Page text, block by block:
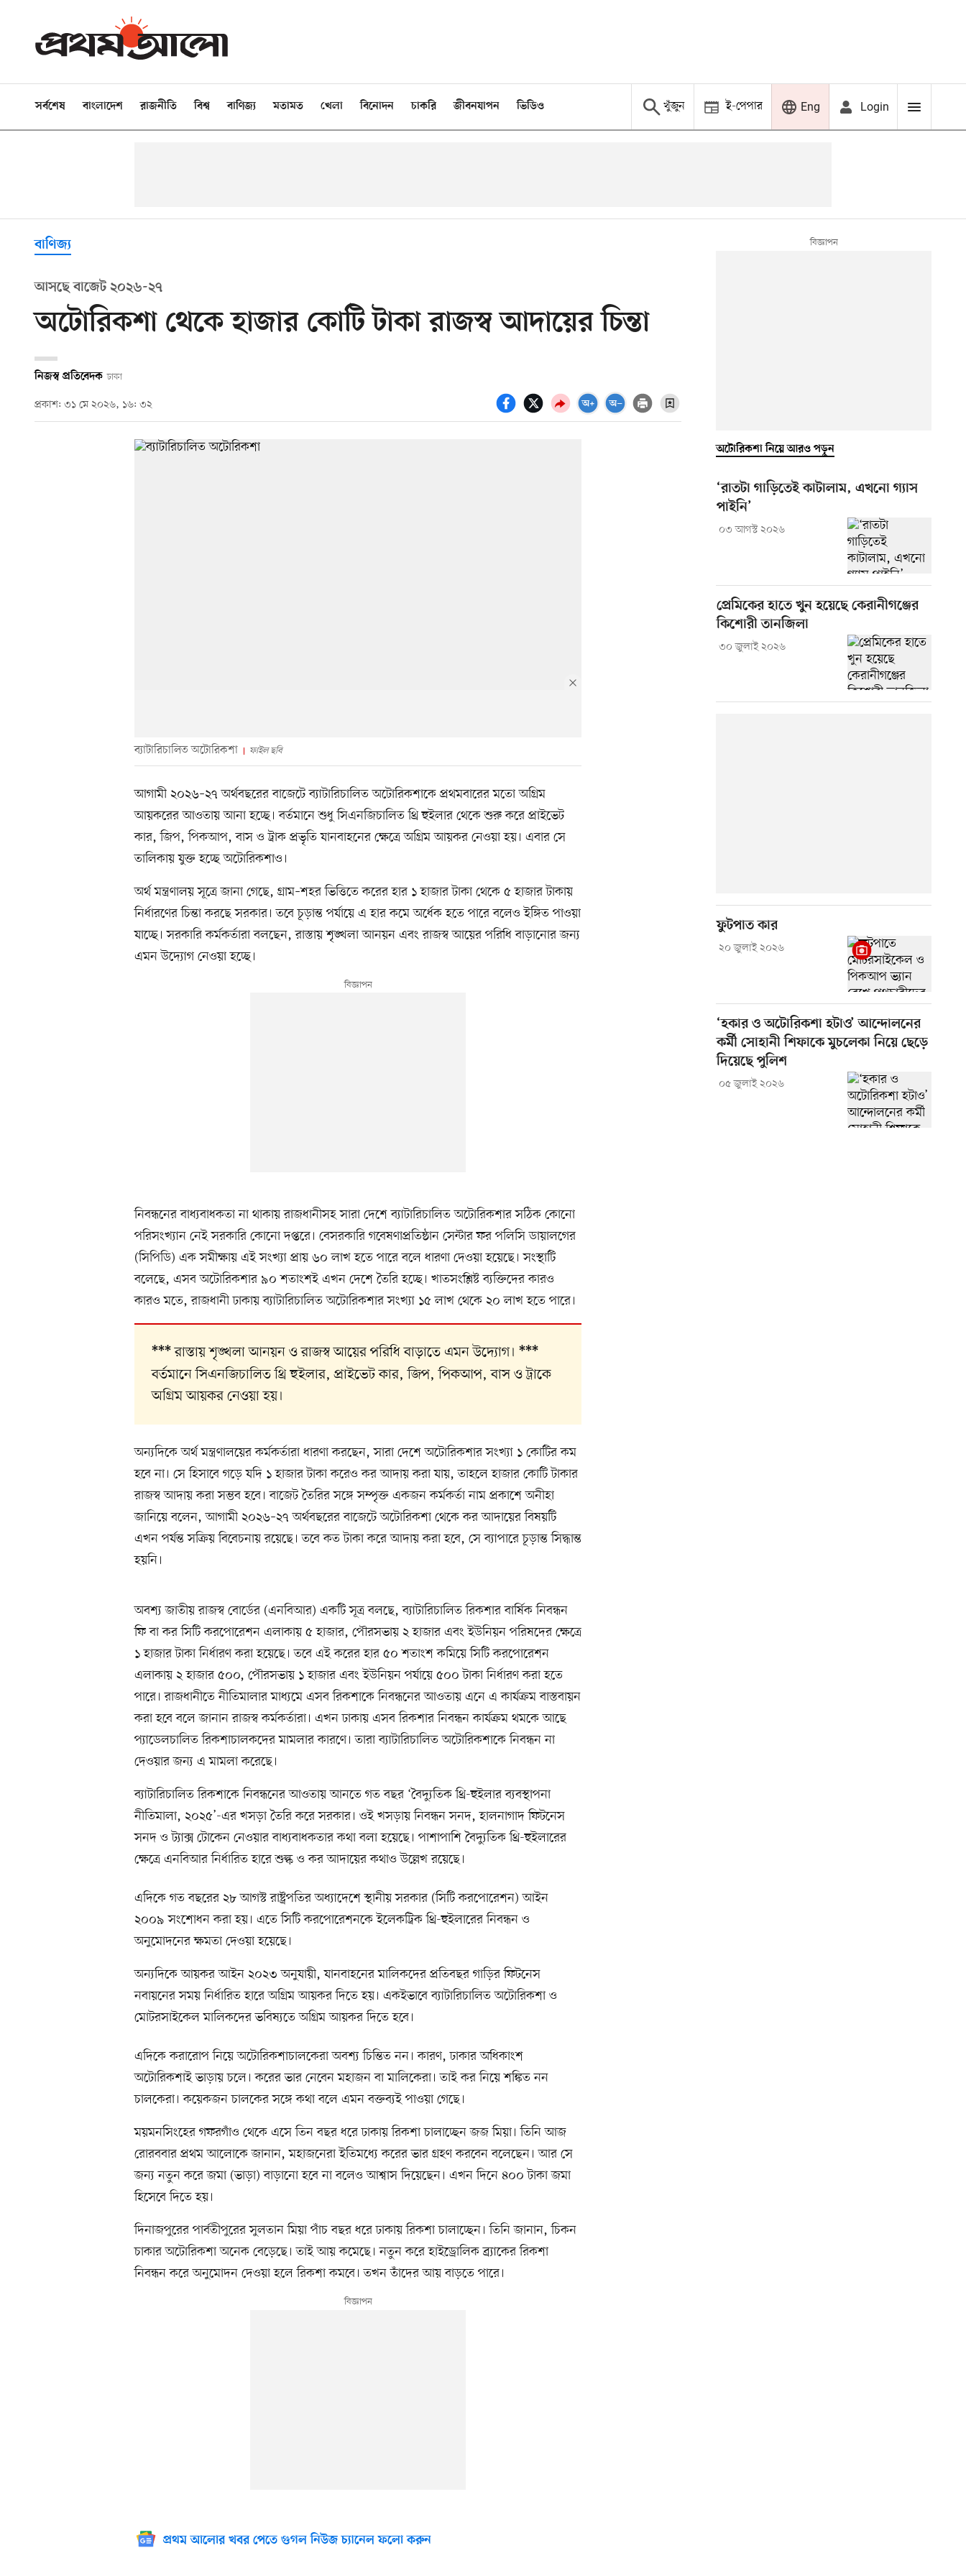
সর্বশেষ বাংলাদেশ রাজনীতি বিশ্ব বাণিজ্য মতামত খেলা বিনোদন চাকরি জীবনযাপন ভিডিও খুঁজুন ই-পেপার Eng Login
বাণিজ্য
আসছে বাজেট ২০২৬-২৭
অটোরিকশা থেকে হাজার কোটি টাকা রাজস্ব আদায়ের চিন্তা
নিজস্ব প্রতিবেদক ঢাকা
প্রকাশ: ৩১ মে ২০২৬, ১৬: ৩২
ব্যাটারিচালিত অটোরিকশা ফাইল ছবি
আগামী ২০২৬–২৭ অর্থবছরের বাজেটে ব্যাটারিচালিত অটোরিকশাকে প্রথমবারের মতো অগ্রিম
আয়করের আওতায় আনা হচ্ছে। বর্তমানে শুধু সিএনজিচালিত থ্রি হুইলার থেকে শুরু করে প্রাইভেট
কার, জিপ, পিকআপ, বাস ও ট্রাক প্রভৃতি যানবাহনের ক্ষেত্রে অগ্রিম আয়কর নেওয়া হয়। এবার সে
তালিকায় যুক্ত হচ্ছে অটোরিকশাও।
অর্থ মন্ত্রণালয় সূত্রে জানা গেছে, গ্রাম–শহর ভিত্তিতে করের হার ১ হাজার টাকা থেকে ৫ হাজার টাকায়
নির্ধারণের চিন্তা করছে সরকার। তবে চূড়ান্ত পর্যায়ে এ হার কমে অর্ধেক হতে পারে বলেও ইঙ্গিত পাওয়া
যাচ্ছে। সরকারি কর্মকর্তারা বলছেন, রাস্তায় শৃঙ্খলা আনয়ন এবং রাজস্ব আয়ের পরিধি বাড়ানোর জন্য
এমন উদ্যোগ নেওয়া হচ্ছে।
নিবন্ধনের বাধ্যবাধকতা না থাকায় রাজধানীসহ সারা দেশে ব্যাটারিচালিত অটোরিকশার সঠিক কোনো
পরিসংখ্যান নেই সরকারি কোনো দপ্তরে। বেসরকারি গবেষণাপ্রতিষ্ঠান সেন্টার ফর পলিসি ডায়ালগের
(সিপিডি) এক সমীক্ষায় এই সংখ্যা প্রায় ৬০ লাখ হতে পারে বলে ধারণা দেওয়া হয়েছে। সংস্থাটি
বলেছে, এসব অটোরিকশার ৯০ শতাংশই এখন দেশে তৈরি হচ্ছে। খাতসংশ্লিষ্ট ব্যক্তিদের কারও
কারও মতে, রাজধানী ঢাকায় ব্যাটারিচালিত অটোরিকশার সংখ্যা ১৫ লাখ থেকে ২০ লাখ হতে পারে।
***রাস্তায় শৃঙ্খলা আনয়ন ও রাজস্ব আয়ের পরিধি বাড়াতে এমন উদ্যোগ। ***
বর্তমানে সিএনজিচালিত থ্রি হুইলার, প্রাইভেট কার, জিপ, পিকআপ, বাস ও ট্রাকে
অগ্রিম আয়কর নেওয়া হয়।
অন্যদিকে অর্থ মন্ত্রণালয়ের কর্মকর্তারা ধারণা করছেন, সারা দেশে অটোরিকশার সংখ্যা ১ কোটির কম
হবে না। সে হিসাবে গড়ে যদি ১ হাজার টাকা করেও কর আদায় করা যায়, তাহলে হাজার কোটি টাকার
রাজস্ব আদায় করা সম্ভব হবে। বাজেট তৈরির সঙ্গে সম্পৃক্ত একজন কর্মকর্তা নাম প্রকাশে অনীহা
জানিয়ে বলেন, আগামী ২০২৬–২৭ অর্থবছরের বাজেটে অটোরিকশা থেকে কর আদায়ের বিষয়টি
এখন পর্যন্ত সক্রিয় বিবেচনায় রয়েছে। তবে কত টাকা করে আদায় করা হবে, সে ব্যাপারে চূড়ান্ত সিদ্ধান্ত
হয়নি।
অবশ্য জাতীয় রাজস্ব বোর্ডের (এনবিআর) একটি সূত্র বলছে, ব্যাটারিচালিত রিকশার বার্ষিক নিবন্ধন
ফি বা কর সিটি করপোরেশন এলাকায় ৫ হাজার, পৌরসভায় ২ হাজার এবং ইউনিয়ন পরিষদের ক্ষেত্রে
১ হাজার টাকা নির্ধারণ করা হয়েছে। তবে এই করের হার ৫০ শতাংশ কমিয়ে সিটি করপোরেশন
এলাকায় ২ হাজার ৫০০, পৌরসভায় ১ হাজার এবং ইউনিয়ন পর্যায়ে ৫০০ টাকা নির্ধারণ করা হতে
পারে। রাজধানীতে নীতিমালার মাধ্যমে এসব রিকশাকে নিবন্ধনের আওতায় এনে এ কার্যক্রম বাস্তবায়ন
করা হবে বলে জানান রাজস্ব কর্মকর্তারা। এখন ঢাকায় এসব রিকশার নিবন্ধন কার্যক্রম থমকে আছে
প্যাডেলচালিত রিকশাচালকদের মামলার কারণে। তারা ব্যাটারিচালিত অটোরিকশাকে নিবন্ধন না
দেওয়ার জন্য এ মামলা করেছে।
ব্যাটারিচালিত রিকশাকে নিবন্ধনের আওতায় আনতে গত বছর ‘বৈদ্যুতিক থ্রি-হুইলার ব্যবস্থাপনা
নীতিমালা, ২০২৫’-এর খসড়া তৈরি করে সরকার। ওই খসড়ায় নিবন্ধন সনদ, হালনাগাদ ফিটনেস
সনদ ও ট্যাক্স টোকেন নেওয়ার বাধ্যবাধকতার কথা বলা হয়েছে। পাশাপাশি বৈদ্যুতিক থ্রি-হুইলারের
ক্ষেত্রে এনবিআর নির্ধারিত হারে শুল্ক ও কর আদায়ের কথাও উল্লেখ রয়েছে।
এদিকে গত বছরের ২৮ আগস্ট রাষ্ট্রপতির অধ্যাদেশে স্থানীয় সরকার (সিটি করপোরেশন) আইন
২০০৯ সংশোধন করা হয়। এতে সিটি করপোরেশনকে ইলেকট্রিক থ্রি-হুইলারের নিবন্ধন ও
অনুমোদনের ক্ষমতা দেওয়া হয়েছে।
অন্যদিকে আয়কর আইন ২০২৩ অনুযায়ী, যানবাহনের মালিকদের প্রতিবছর গাড়ির ফিটনেস
নবায়নের সময় নির্ধারিত হারে অগ্রিম আয়কর দিতে হয়। একইভাবে ব্যাটারিচালিত অটোরিকশা ও
মোটরসাইকেল মালিকদের ভবিষ্যতে অগ্রিম আয়কর দিতে হবে।
এদিকে করারোপ নিয়ে অটোরিকশাচালকেরা অবশ্য চিন্তিত নন। কারণ, ঢাকার অধিকাংশ
অটোরিকশাই ভাড়ায় চলে। করের ভার নেবেন মহাজন বা মালিকেরা। তাই কর নিয়ে শঙ্কিত নন
চালকেরা। কয়েকজন চালকের সঙ্গে কথা বলে এমন বক্তব্যই পাওয়া গেছে।
ময়মনসিংহের গফরগাঁও থেকে এসে তিন বছর ধরে ঢাকায় রিকশা চালাচ্ছেন জজ মিয়া। তিনি আজ
রোরববার প্রথম আলোকে জানান, মহাজনেরা ইতিমধ্যে করের ভার গ্রহণ করবেন বলেছেন। আর সে
জন্য নতুন করে জমা (ভাড়া) বাড়ানো হবে না বলেও আশ্বাস দিয়েছেন। এখন দিনে ৪০০ টাকা জমা
হিসেবে দিতে হয়।
দিনাজপুরের পার্বতীপুরের সুলতান মিয়া পাঁচ বছর ধরে ঢাকায় রিকশা চালাচ্ছেন। তিনি জানান, চিকন
চাকার অটোরিকশা অনেক বেড়েছে। তাই আয় কমেছে। নতুন করে হাইড্রোলিক ব্র্যাকের রিকশা
নিবন্ধন করে অনুমোদন দেওয়া হলে রিকশা কমবে। তখন তাঁদের আয় বাড়তে পারে।
প্রথম আলোর খবর পেতে গুগল নিউজ চ্যানেল ফলো করুন
অটোরিকশা নিয়ে আরও পড়ুন
‘রাতটা গাড়িতেই কাটালাম, এখনো গ্যাস
পাইনি’
০৩ আগস্ট ২০২৬
প্রেমিকের হাতে খুন হয়েছে কেরানীগঞ্জের
কিশোরী তানজিলা
৩০ জুলাই ২০২৬
ফুটপাত কার
২০ জুলাই ২০২৬
‘হকার ও অটোরিকশা হটাও’ আন্দোলনের
কর্মী সোহানী শিফাকে মুচলেকা নিয়ে ছেড়ে
দিয়েছে পুলিশ
০৫ জুলাই ২০২৬